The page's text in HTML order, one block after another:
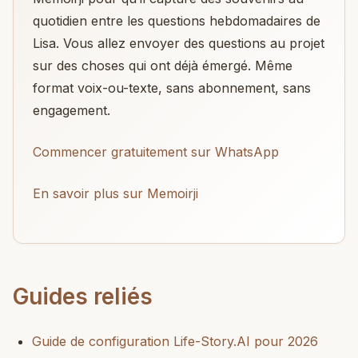
quotidien entre les questions hebdomadaires de
Lisa. Vous allez envoyer des questions au projet
sur des choses qui ont déjà émergé. Même
format voix-ou-texte, sans abonnement, sans
engagement.
Commencer gratuitement sur WhatsApp
En savoir plus sur Memoirji
Guides reliés
Guide de configuration Life-Story.AI pour 2026